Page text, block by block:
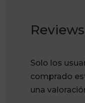
Reviews
Solo los
comprado
una